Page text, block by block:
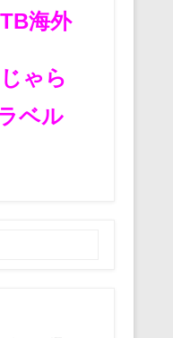
海外
ゃら
ベル